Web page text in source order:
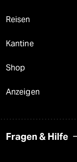
Reisen
Kantine
Shop
Anzeigen
Fragen & Hilfe